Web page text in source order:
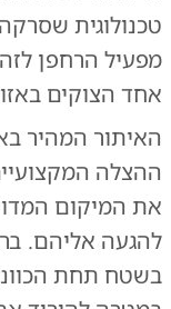
טכנולוגית
מפעיל הרחפן
אחד הצוקים
האיתור המהיר
ההצלה
את המיקום
להגעה אליהם.
בשטח תחת